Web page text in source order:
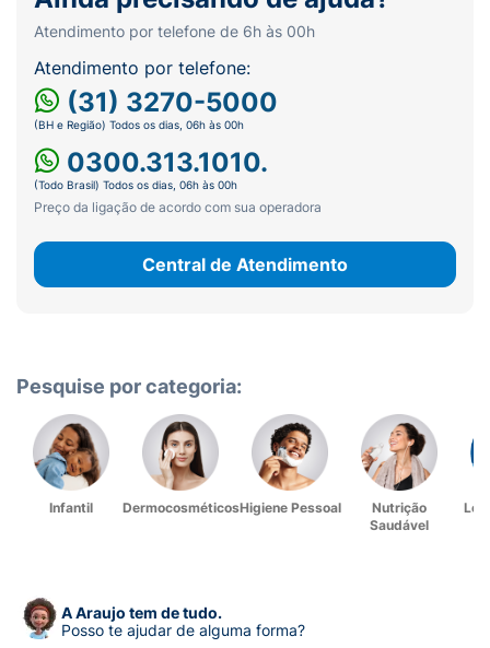
Atendimento por telefone de 6h às 00h
Atendimento por telefone:
(31) 3270-5000
(BH e Região) Todos os dias, 06h às 00h
0300.313.1010.
(Todo Brasil) Todos os dias, 06h às 00h
Preço da ligação de acordo com sua operadora
Central de Atendimento
Pesquise por categoria:
Infantil DermocosméticosHigiene Pessoal
Nutrição
Saudável
A Araujo tem de tudo.
Posso te ajudar de alguma forma?